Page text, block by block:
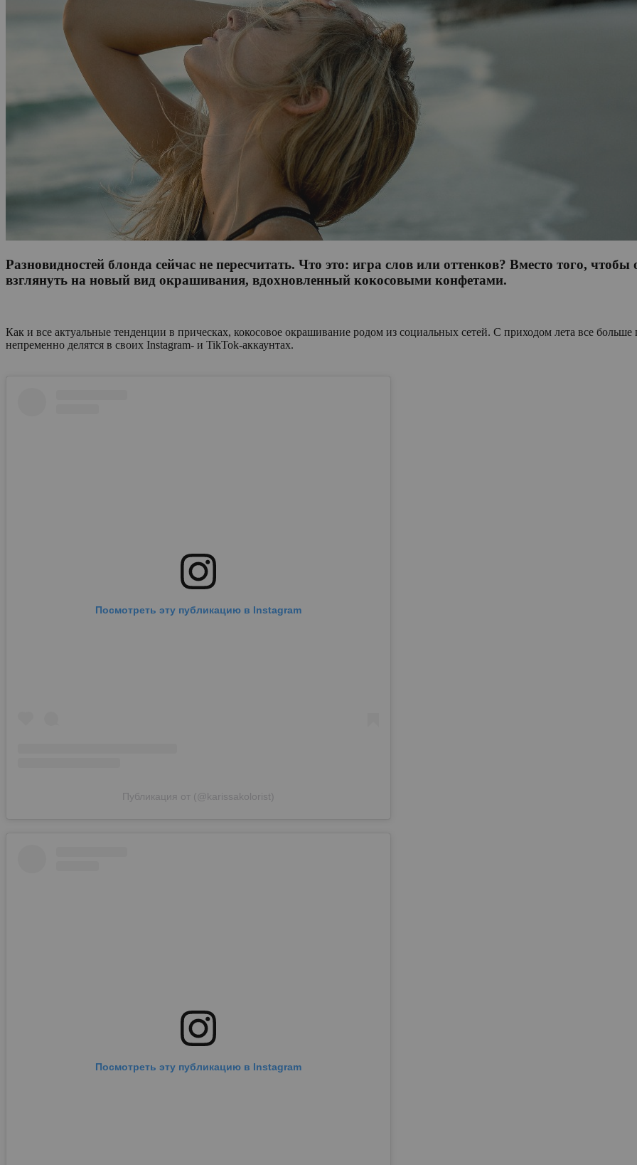
Разновидностей блонда сейчас не пересчитать. Что это: игра слов или оттенков? Вместо того,
взглянуть на новый вид окрашивания, вдохновленный кокосовыми конфетами.
Как и все актуальные тенденции в прическах, кокосовое окрашивание родом из социальных сетей. С приходом лета все
непременно делятся в своих Instagram- и TikTok-аккаунтах.
Посмотреть эту публикацию в Instagram
Публикация от (@karissakolorist)
Посмотреть эту публикацию в Instagram